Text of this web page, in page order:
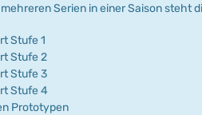
Serien in einer Saison steht
Stufe 1
Stufe 2
Stufe 3
Stufe 4
Prototypen